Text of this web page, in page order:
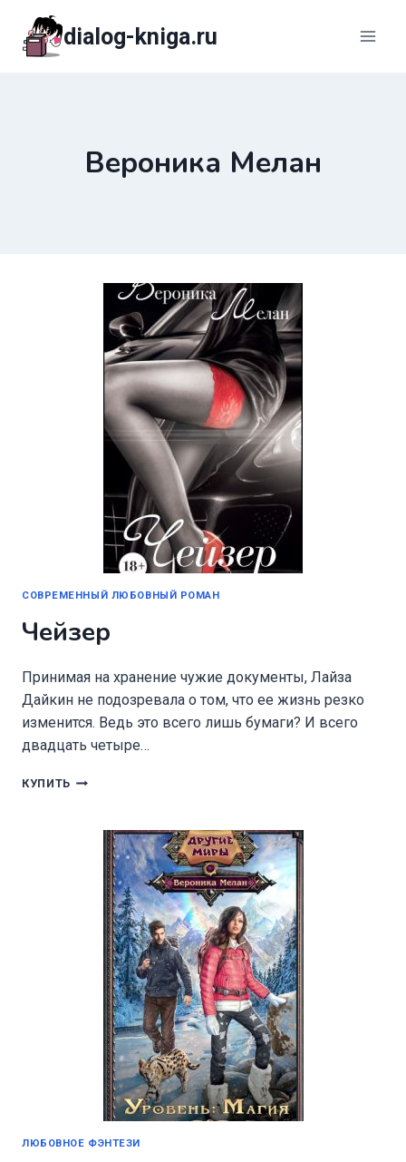
содержимому
dialog-kniga.ru
Вероника Мелан
СОВРЕМЕННЫЙ ЛЮБОВНЫЙ РОМАН
Чейзер
Принимая на хранение чужие документы, Лайза
Дайкин не подозревала о том, что ее жизнь резко
изменится. Ведь это всего лишь бумаги? И всего
двадцать четыре…
КУПИТЬ ЧЕЙЗЕР
ЛЮБОВНОЕ ФЭНТЕЗИ